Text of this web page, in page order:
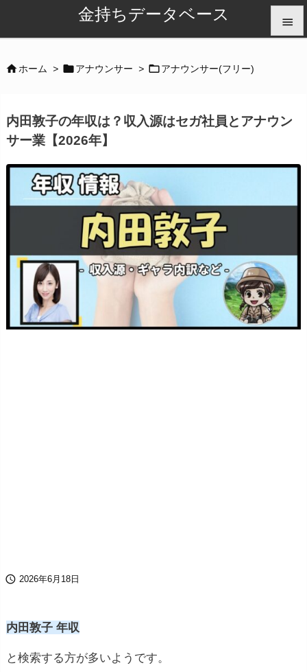
金持ちデータベース 


ホーム > アナウンサー > アナウンサー(フリー)
内田敦子の年収は？収入源はセガ社員とアナウン
サー業【2026年】
 2026年6月18日
内田敦子 年収
と検索する方が多いようです。